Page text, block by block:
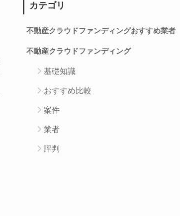
カテゴリ
不動産クラウドファンディングおすすめ業者
不動産クラウドファンディング
基礎知識
おすすめ比較
案件
業者
評判